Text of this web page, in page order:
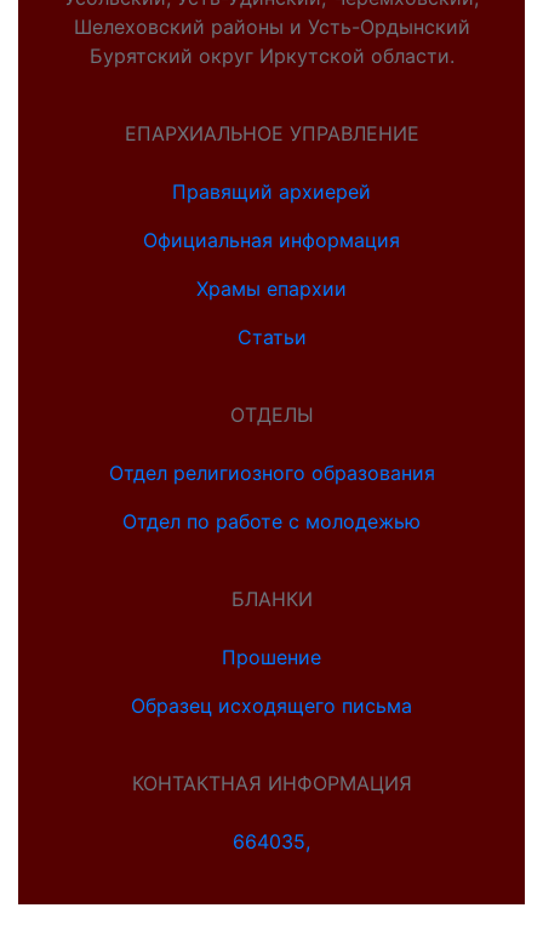
Шелеховский районы и Усть-Ордынский
Бурятский округ Иркутской области.
ЕПАРХИАЛЬНОЕ УПРАВЛЕНИЕ
Правящий архиерей
Официальная информация
Храмы епархии
Статьи
ОТДЕЛЫ
Отдел религиозного образования
Отдел по работе с молодежью
БЛАНКИ
Прошение
Образец исходящего письма
КОНТАКТНАЯ ИНФОРМАЦИЯ
664035,